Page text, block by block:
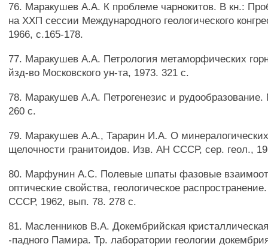
76. Маракушев А.А. К проблеме чарнокитов. В кн.:
на ХХП сессии Международного геологического
1966, с.165-178.
77. Маракушев А.А. Петрология метаморфических
йзд-во Московского ун-та, 1973. 321 с.
78. Маракушев А.А. Петрогенезис и
260 с.
79. Маракушев А.А., Тарарин И.А. О
щелочности гранитоидов. Изв. АН СССР, сер. геол.,
80. Марфунин А.С. Полевые шпаты фазовые
оптические свойства, геологическое
СССР, 1962, вып. 78. 278 с.
81. Масленников В.А. Докембрийская
-падного Памира. Тр. лаборатории геологии